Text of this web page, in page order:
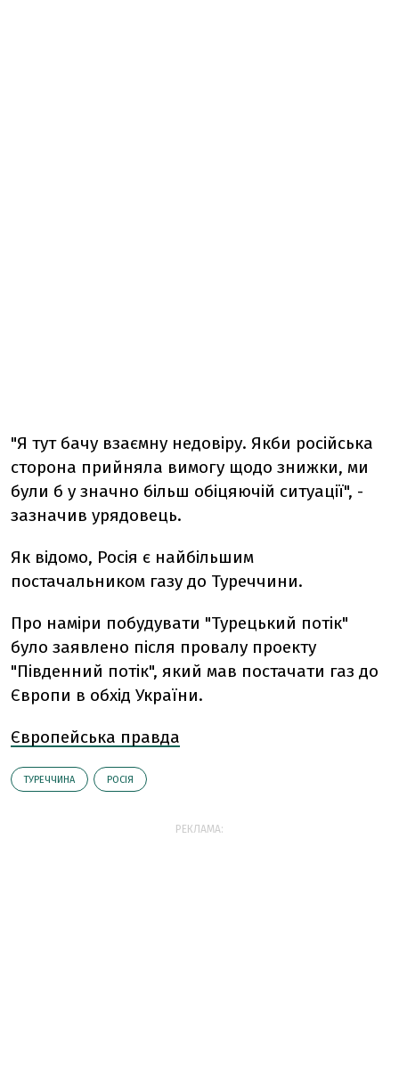
"Я тут бачу взаємну недовіру. Якби російська
сторона прийняла вимогу щодо знижки, ми
були б у значно більш обіцяючій ситуації", -
зазначив урядовець.
Як відомо, Росія є найбільшим
постачальником газу до Туреччини.
Про наміри побудувати "Турецький потік"
було заявлено після провалу проекту
"Південний потік", який мав постачати газ до
Європи в обхід України.
Європейська правда
ТУРЕЧЧИНА РОСІЯ
РЕКЛАМА: